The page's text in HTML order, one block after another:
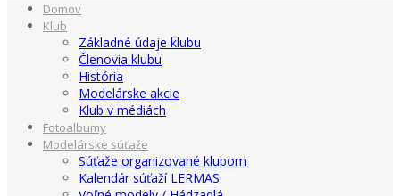
Domov
Klub
Základné údaje klubu
Členovia klubu
História
Modelárske akcie
Klub v médiách
Fotoalbumy
Modelárske súťaže
Súťaže organizované klubom
Kalendár súťaží LERMAS